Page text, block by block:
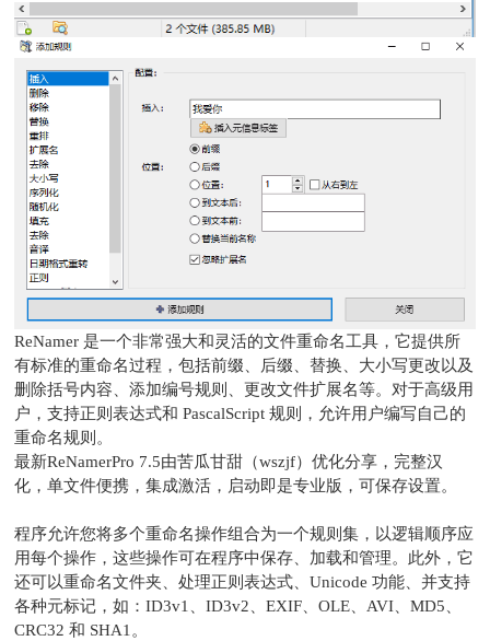
ReNamer 是一个非常强大和灵活的文件重命名工具，它提供所
有标准的重命名过程，包括前缀、后缀、替换、大小写更改以及
删除括号内容、添加编号规则、更改文件扩展名等。对于高级用
户，支持正则表达式和 PascalScript 规则，允许用户编写自己的
重命名规则。
最新ReNamerPro 7.5由苦瓜甘甜（wszjf）优化分享，完整汉
化，单文件便携，集成激活，启动即是专业版，可保存设置。
程序允许您将多个重命名操作组合为一个规则集，以逻辑顺序应
用每个操作，这些操作可在程序中保存、加载和管理。此外，它
还可以重命名文件夹、处理正则表达式、Unicode 功能、并支持
各种元标记，如：ID3v1、ID3v2、EXIF、OLE、AVI、MD5、
CRC32 和 SHA1。